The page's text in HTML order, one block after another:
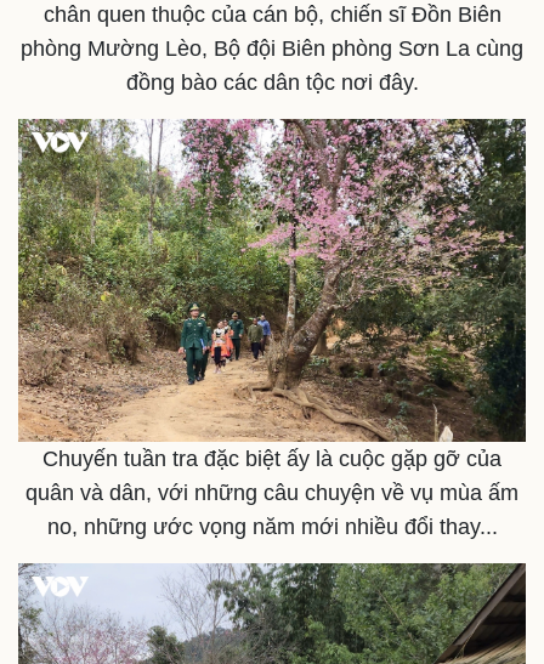
Kinh tế
Bất động sản
Thị trường
Giá vàng
chân quen thuộc của cán bộ, chiến sĩ Đồn Biên
phòng Mường Lèo, Bộ đội Biên phòng Sơn La cùng
đồng bào các dân tộc nơi đây.
Chuyến tuần tra đặc biệt ấy là cuộc gặp gỡ của
quân và dân, với những câu chuyện về vụ mùa ấm
no, những ước vọng năm mới nhiều đổi thay...